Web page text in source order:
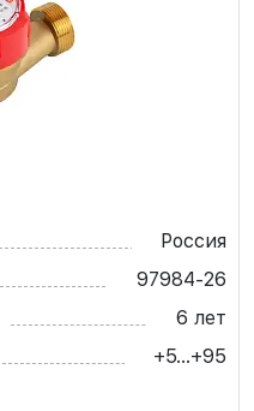
Россия
97984-26
6 лет
+5...+95